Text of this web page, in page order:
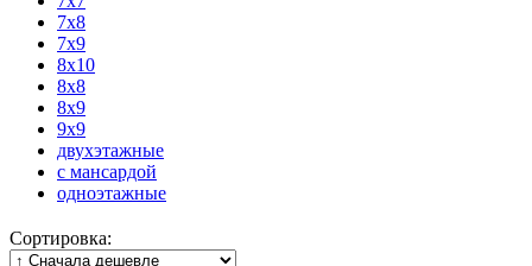
7x8
7x9
8x10
8x8
8x9
9x9
двухэтажные
с мансардой
одноэтажные
Сортировка: